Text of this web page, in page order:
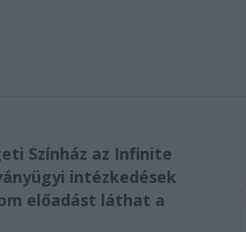
Színház az Infinite
intézkedések
előadást láthat a